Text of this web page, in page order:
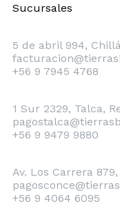
Sucursales
5 de abril 994,
+56 9 7945 4768
1 Sur 2329, Talca,
+56 9 9479 9880
Av. Los Carrera
+56 9 4064 6095